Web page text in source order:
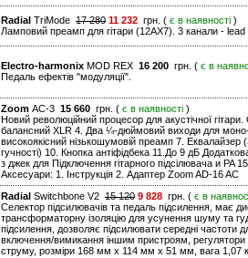
Radial TriMode 17 280 11 232 грн. ( є в наявності )
Ламповий преамп для гітари (12AX7). 3 канали -
Electro-harmonix MOD REX 16 200 грн. ( є в
Педаль ефектів "модуляції".
Zoom AC-3 15 660 грн. ( є в наявності )
Новий революційний процесор для акустічної
балансний XLR 4. Два ¼-дюймовий виходи для моно-
високоякісний нізькошумовій преамп 7. Еквалайзер
гучності) 10. Кнопка антіфідбека 11.До 9 дБ
з джек для Підключення гітарного підсілювача и
Аксесуари: 1. Інструкція 2. Адаптер Zoom AD-16 AC
Radial Switchbone V2 15 120 9 828 грн. ( є в
Селектор підсилювачів та педаль підсилення, має
трансформаторну ізоляцію для усунення шуму та
підсилення, дозволяє підсилювати середні
включення/вимикання іншим пристроям, регулятори
струму, розміри 168 мм x 114 мм x 51 мм, вага 1,07